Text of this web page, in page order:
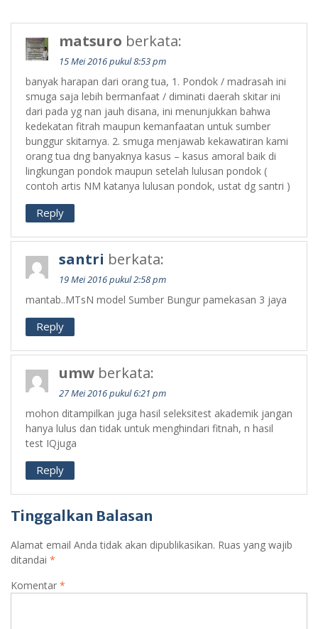
matsuro berkata:
15 Mei 2016 pukul 8:53 pm
banyak harapan dari orang tua, 1. Pondok / madrasah ini
smuga saja lebih bermanfaat / diminati daerah skitar ini
dari pada yg nan jauh disana, ini menunjukkan bahwa
kedekatan fitrah maupun kemanfaatan untuk sumber
bunggur skitarnya. 2. smuga menjawab kekawatiran kami
orang tua dng banyaknya kasus – kasus amoral baik di
lingkungan pondok maupun setelah lulusan pondok (
contoh artis NM katanya lulusan pondok, ustat dg santri )
Reply
santri berkata:
19 Mei 2016 pukul 2:58 pm
mantab..MTsN model Sumber Bungur pamekasan 3 jaya
Reply
umw berkata:
27 Mei 2016 pukul 6:21 pm
mohon ditampilkan juga hasil seleksitest akademik jangan
hanya lulus dan tidak untuk menghindari fitnah, n hasil
test IQjuga
Reply
Tinggalkan Balasan
Alamat email Anda tidak akan dipublikasikan. Ruas yang wajib
ditandai *
Komentar *